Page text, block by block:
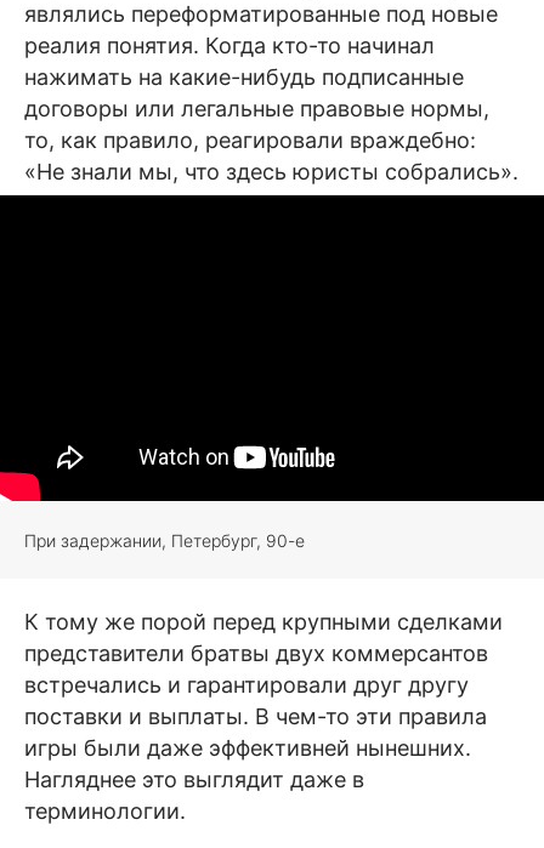
являлись переформатированные под новые
реалия понятия. Когда кто-то начинал
нажимать на какие-нибудь подписанные
договоры или легальные правовые нормы,
то, как правило, реагировали враждебно:
«Не знали мы, что здесь юристы собрались».
При задержании, Петербург, 90-е
К тому же порой перед крупными сделками
представители братвы двух коммерсантов
встречались и гарантировали друг другу
поставки и выплаты. В чем-то эти правила
игры были даже эффективней нынешних.
Нагляднее это выглядит даже в
терминологии.